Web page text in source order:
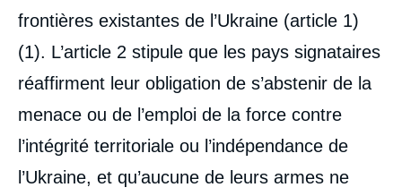
frontières existantes de l’Ukraine (article 1)
(1). L’article 2 stipule que les pays signataires
réaffirment leur obligation de s’abstenir de la
menace ou de l’emploi de la force contre
l’intégrité territoriale ou l’indépendance de
l’Ukraine, et qu’aucune de leurs armes ne